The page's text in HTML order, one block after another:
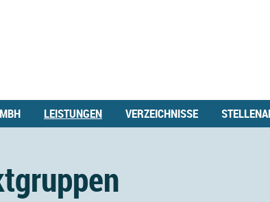
LEISTUNGEN VERZEICHNISSE